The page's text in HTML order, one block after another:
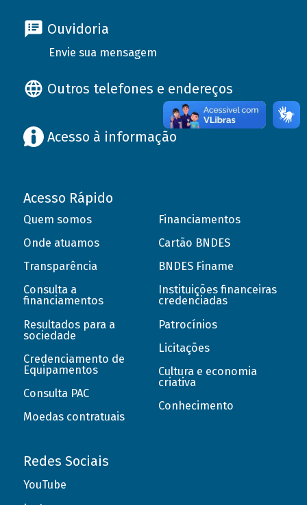
Ouvidoria
Envie sua mensagem
Outros telefones e endereços
Acesso à informação
Acesso Rápido
Quem somos
Onde atuamos
Transparência
Consulta a
financiamentos
Resultados para a
sociedade
Credenciamento de
Equipamentos
Consulta PAC
Moedas contratuais
Financiamentos
Cartão BNDES
BNDES Finame
Instituições financeiras
credenciadas
Patrocínios
Licitações
Cultura e economia
criativa
Conhecimento
Redes Sociais
YouTube